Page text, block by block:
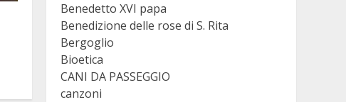
Benedetto XVI papa
Benedizione delle rose di S. Rita
Bergoglio
Bioetica
CANI DA PASSEGGIO
canzoni